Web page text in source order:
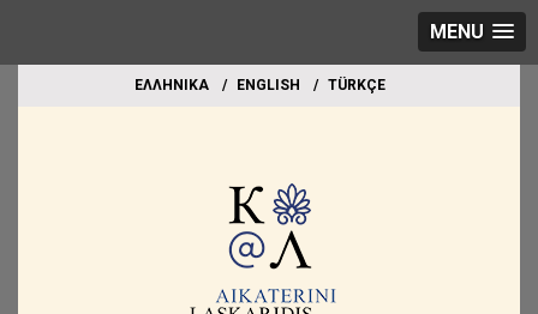
MENU
EΛΛΗΝΙΚΑ ΕΝGLISH TÜRKÇE